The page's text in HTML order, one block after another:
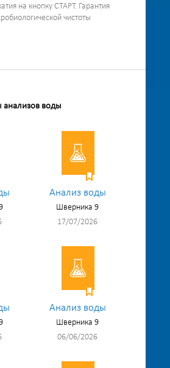
на кнопку СТАРТ. Гарантия
чистоты
анализов воды
Анализ воды
Шверника 9
17/07/2026
Анализ воды
Шверника 9
06/06/2026